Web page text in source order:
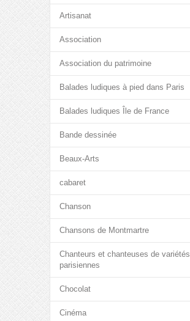
Artisanat
Association
Association du patrimoine
Balades ludiques à pied dans Paris
Balades ludiques Île de France
Bande dessinée
Beaux-Arts
cabaret
Chanson
Chansons de Montmartre
Chanteurs et chanteuses de variétés
parisiennes
Chocolat
Cinéma